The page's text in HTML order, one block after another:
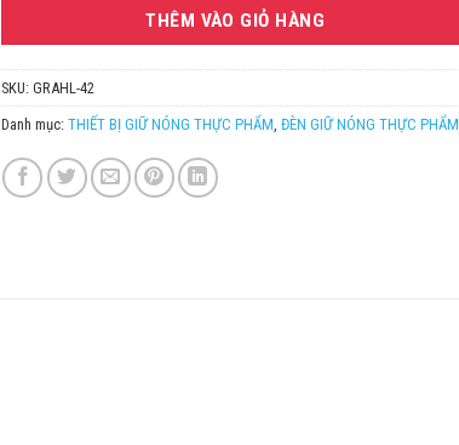
THÊM VÀO GIỎ HÀNG
SKU: GRAHL-42
Danh mục: THIẾT BỊ GIỮ NÓNG THỰC PHẨM, ĐÈN GIỮ NÓNG THỰC PHẨM